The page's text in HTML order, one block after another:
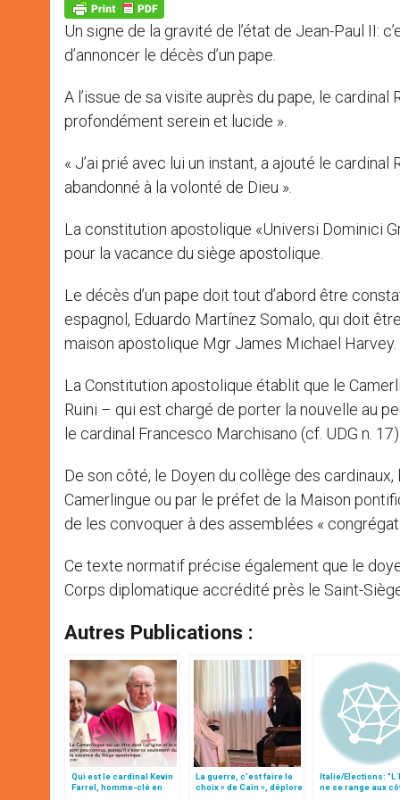
p
p
g
e
r
k
Un signe de la gravité de l’état de Jean-Paul II:
d’annoncer le décès d’un pape.
A l’issue de sa visite auprès du pape, le cardinal
profondément serein et lucide ».
« J’ai prié avec lui un instant, a ajouté le
abandonné à la volonté de Dieu ».
La constitution apostolique «Universi Dominici
pour la vacance du siège apostolique.
Le décès d’un pape doit tout d’abord être
espagnol, Eduardo Martínez Somalo, qui doit
maison apostolique Mgr James Michael Harvey.
La Constitution apostolique établit que le
Ruini – qui est chargé de porter la nouvelle au
le cardinal Francesco Marchisano (cf. UDG n. 17).
De son côté, le Doyen du collège des
Camerlingue ou par le préfet de la Maison
de les convoquer à des assemblées «
Ce texte normatif précise également que le
Corps diplomatique accrédité près le Saint-
Autres Publications :
Qui est le cardinal Kevin
Farrel, homme-clé en
La guerre, c’est faire le
choix « de Caïn », déplore
Italie/Elections:
ne se range aux